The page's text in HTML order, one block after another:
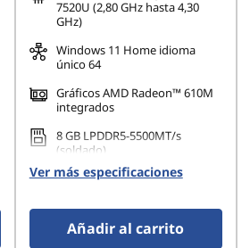
7520U (2,80 GHz hasta 4,30
GHz)
Windows 11 Home idioma
único 64
Gráficos AMD Radeon™ 610M
integrados
8 GB LPDDR5-5500MT/s
(soldado)
512 GB SSD M.2 2242 PCIe TLC
Ver más especificaciones
Añadir al carrito